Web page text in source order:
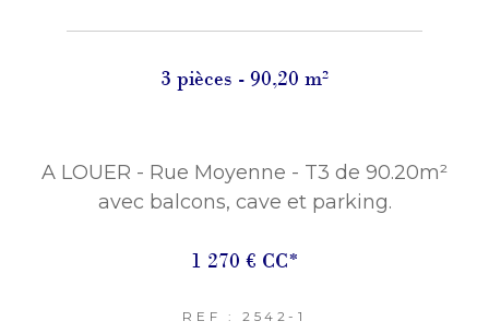
3 pièces - 90,20 m²
A LOUER - Rue Moyenne - T3 de 90.20m²
avec balcons, cave et parking.
1 270 € CC*
REF : 2542-1
Terrasse Parking Piscine
FILTRER PAR
RECHERCHER